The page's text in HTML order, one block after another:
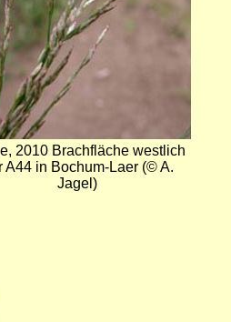
2010 Brachfläche westlich
A44 in Bochum-Laer (© A.
Jagel)